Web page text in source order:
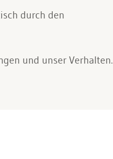
durch den
und unser Verhalten.